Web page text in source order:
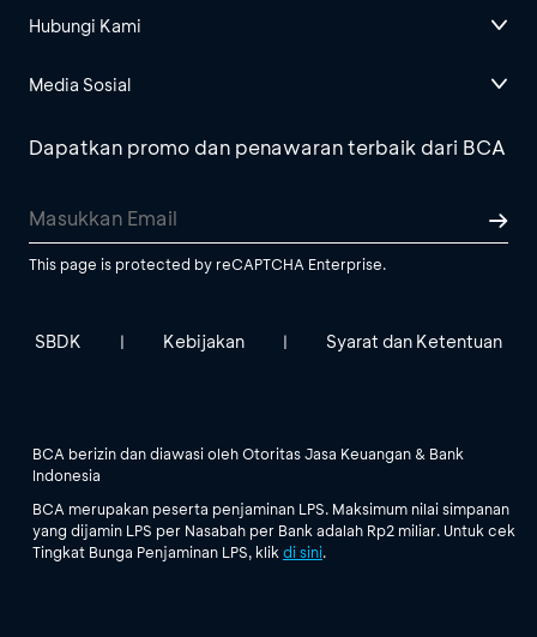
Hubungi Kami
Media Sosial
Dapatkan promo dan penawaran terbaik dari BCA
This page is protected by reCAPTCHA Enterprise.
SBDK | Kebijakan | Syarat dan Ketentuan
BCA berizin dan diawasi oleh Otoritas Jasa Keuangan & Bank
Indonesia
BCA merupakan peserta penjaminan LPS. Maksimum nilai simpanan
yang dijamin LPS per Nasabah per Bank adalah Rp2 miliar. Untuk cek
Tingkat Bunga Penjaminan LPS, klik di sini.